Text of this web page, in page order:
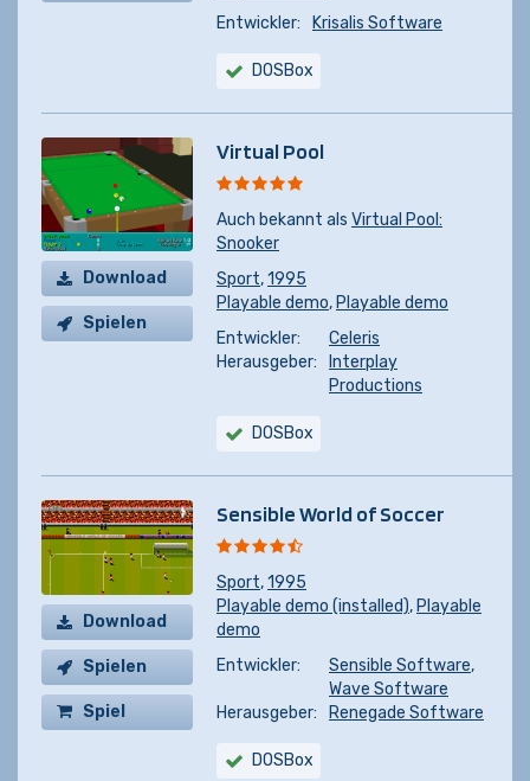
Entwickler:
Krisalis Software
DOSBox
Download
Spielen
Virtual Pool
Auch bekannt als Virtual Pool:
Snooker
Sport,1995
Playable demo,Playable demo
Entwickler:
Celeris
Herausgeber:
Interplay
Productions
DOSBox
Download
Spielen
Spiel
Sensible World of Soccer
Sport,1995
Playable demo (installed),Playable
demo
Entwickler:
Sensible Software,
Wave Software
Herausgeber:
Renegade Software
DOSBox